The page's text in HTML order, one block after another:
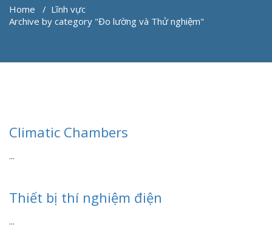
Home / Lĩnh vực
Archive by category "Đo lường và Thử nghiệm"
Climatic Chambers
...
Thiết bị thí nghiệm điện
...